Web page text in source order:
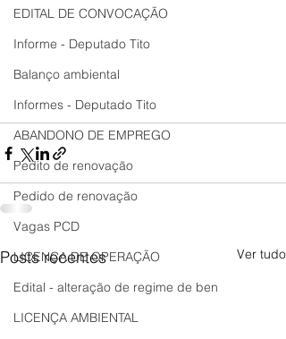
EDITAL DE CONVOCAÇÃO
Informe - Deputado Tito
Balanço ambiental
Informes - Deputado Tito
ABANDONO DE EMPREGO
Pedito de renovação
Pedido de renovação
Vagas PCD
LICENÇA DE OPERAÇÃO
Edital - alteração de regime de ben
LICENÇA AMBIENTAL
Posts recentes Ver tudo